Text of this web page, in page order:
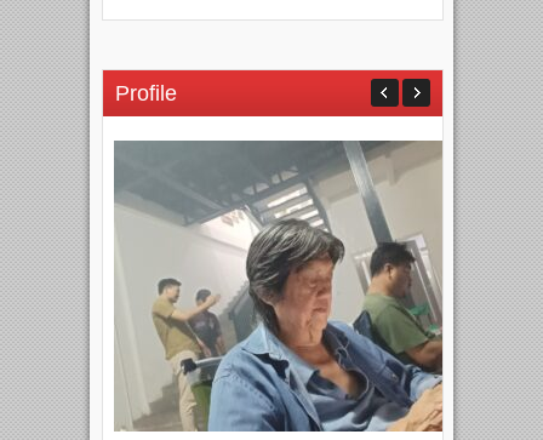
Profile